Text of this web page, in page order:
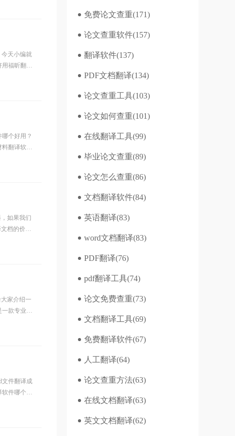
天小编就
福昕翻译
个好用？
翻译软件
如果我们
档的价格
家介绍一
款专业高
文件翻译成
软件哪个
免费论文查重(171)
论文查重软件(157)
翻译软件(137)
PDF文档翻译(134)
论文查重工具(103)
论文如何查重(101)
在线翻译工具(99)
毕业论文查重(89)
论文怎么查重(86)
文档翻译软件(84)
英语翻译(83)
word文档翻译(83)
PDF翻译(76)
pdf翻译工具(74)
论文免费查重(73)
文档翻译工具(69)
免费翻译软件(67)
人工翻译(64)
论文查重方法(63)
在线文档翻译(63)
英文文档翻译(62)